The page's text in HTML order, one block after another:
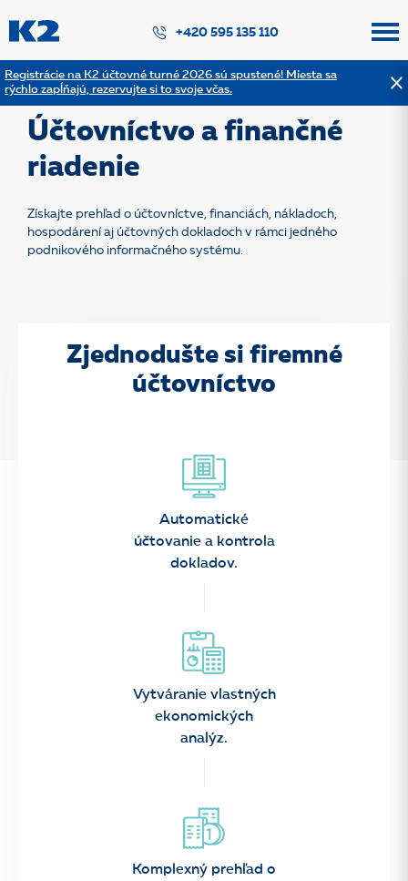
Registrácie na K2 účtovné turné 2026 sú spustené! Miesta sa
rýchlo zapĺňajú, rezervujte si to svoje včas.
+420 595 135 110
Späť na výpis riešení
Účtovníctvo a finančné
riadenie
Získajte prehľad o účtovníctve, financiách, nákladoch,
hospodárení aj účtovných dokladoch v rámci jedného
podnikového informačného systému.
Zjednodušte si firemné
účtovníctvo
Automatické
účtovanie a kontrola
dokladov.
Vytváranie vlastných
ekonomických
analýz.
Komplexný prehľad o